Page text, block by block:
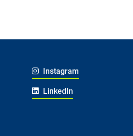
Instagram
LinkedIn